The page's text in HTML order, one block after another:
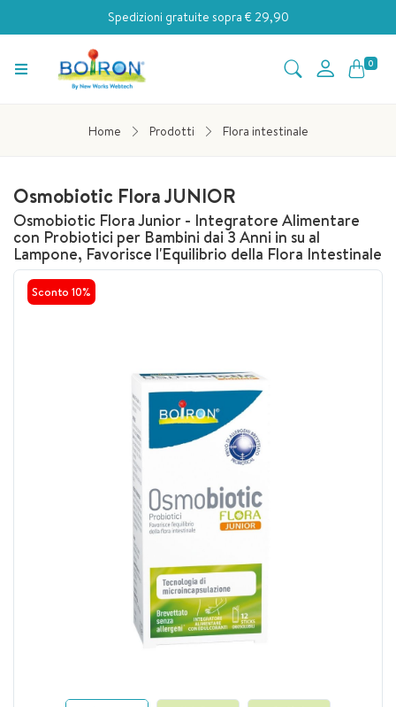
Spedizioni gratuite sopra € 29,90
0
Home Prodotti Flora intestinale
Osmobiotic Flora JUNIOR
Osmobiotic Flora Junior - Integratore Alimentare
con Probiotici per Bambini dai 3 Anni in su al
Lampone, Favorisce l'Equilibrio della Flora Intestinale
Sconto 10%